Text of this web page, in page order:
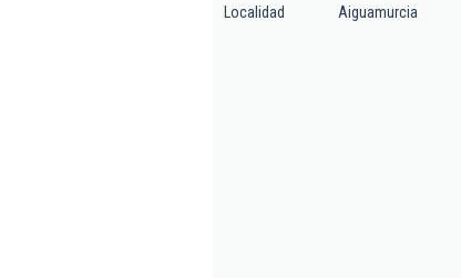
Localidad Aiguamurcia